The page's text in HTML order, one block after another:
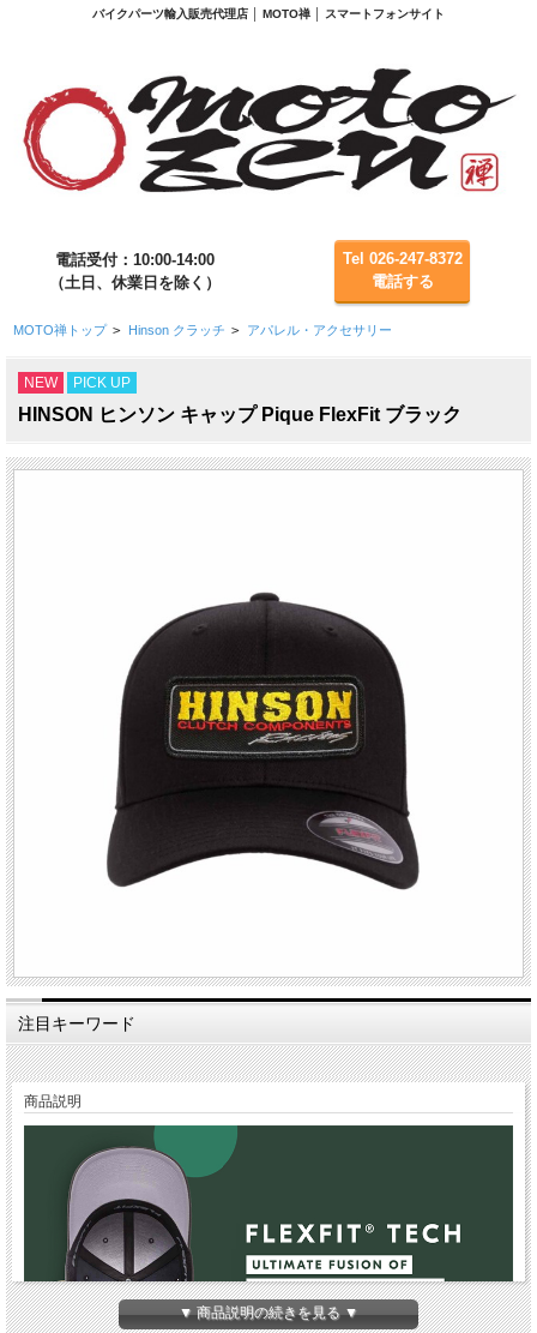
バイクパーツ輸入販売代理店 │ MOTO禅 │ スマートフォンサイト
電話受付：10:00-14:00
（土日、休業日を除く）
Tel 026-247-8372
電話する
MOTO禅トップ > Hinson クラッチ > アパレル・アクセサリー
NEW PICK UP
HINSON ヒンソン キャップ Pique FlexFit ブラック
注目キーワード
商品説明
▼ 商品説明の続きを見る ▼